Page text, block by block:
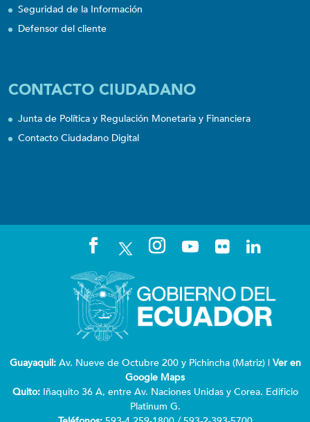
Seguridad de la Información
Defensor del cliente
CONTACTO CIUDADANO
Junta de Política y Regulación Monetaria y Financiera
Contacto Ciudadano Digital
Guayaquil:Av. Nueve de Octubre 200 y Pichincha (Matriz) | Ver en
Google Maps
Quito: Iñaquito 36 A, entre Av. Naciones Unidas y Corea. Edificio
Platinum G.